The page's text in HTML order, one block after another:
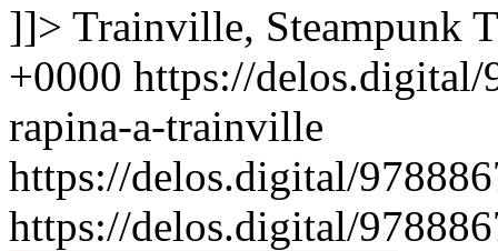
]]> Trainville, Steampunk
+0000 https://delos.digital/
rapina-a-trainville
https://delos.digital/
https://delos.digital/